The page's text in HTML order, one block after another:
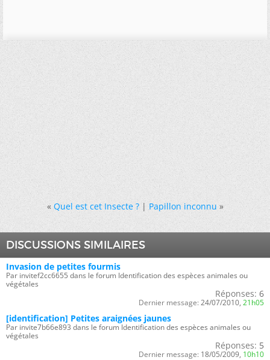
« Quel est cet Insecte ?|Papillon inconnu »
DISCUSSIONS SIMILAIRES
Invasion de petites fourmis
Par invitef2cc6655 dans le forum Identification des espèces animales ou
végétales
Réponses: 6
Dernier message: 24/07/2010, 21h05
[identification] Petites araignées jaunes
Par invite7b66e893 dans le forum Identification des espèces animales ou
végétales
Réponses: 5
Dernier message: 18/05/2009, 10h10